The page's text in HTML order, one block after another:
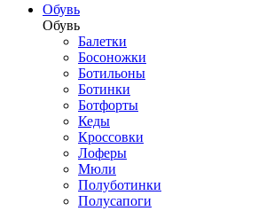
Обувь
Обувь
Балетки
Босоножки
Ботильоны
Ботинки
Ботфорты
Кеды
Кроссовки
Лоферы
Мюли
Полуботинки
Полусапоги